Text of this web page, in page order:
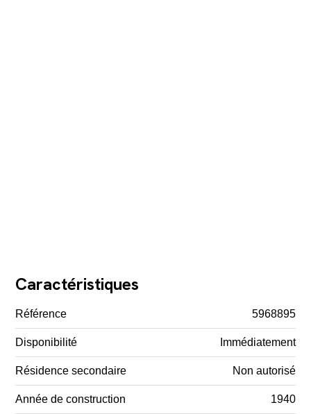
Caractéristiques
Référence 5968895
Disponibilité Immédiatement
Résidence secondaire Non autorisé
Année de construction 1940